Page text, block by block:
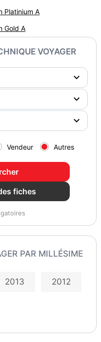
Platinium A
Gold A
VOYAGER
Vendeur Autres
fiches
PAR MILLÉSIME
2013 2012